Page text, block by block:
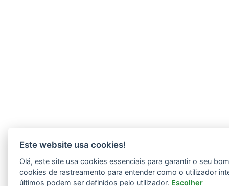
Este website usa cookies!
Olá, este site usa cookies essenciais para garantir o seu
cookies de rastreamento para entender como o utilizador
últimos podem ser definidos pelo utilizador. Escolher